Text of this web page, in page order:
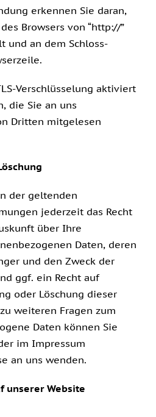
erkennen Sie daran,
Browsers von “http://”
und an dem Schloss-
Verschlüsselung aktiviert
die Sie an uns
Dritten mitgelesen
der geltenden
jederzeit das Recht
über Ihre
Daten, deren
und den Zweck der
ggf. ein Recht auf
oder Löschung dieser
weiteren Fragen zum
Daten können Sie
im Impressum
an uns wenden.
unserer Website